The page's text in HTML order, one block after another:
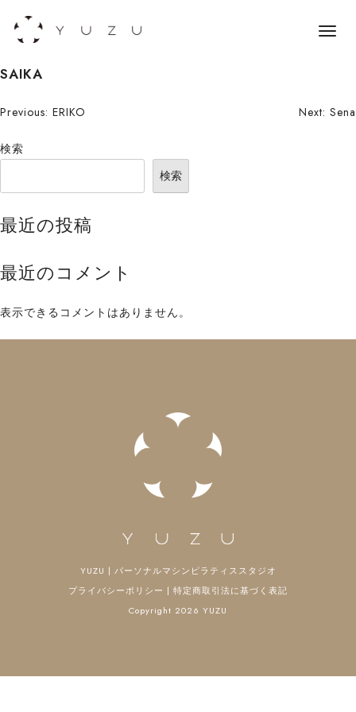
S
i
t
c
n
e
t
メ
SAIKA
投
稿
ゲ
ー
シ
ョ
Previous: ERIKO Next: Sena
検索
検索
最近の投稿
最近のコメント
表示できるコメントはありません。
YUZU | パーソナルマシンピラティススタジオ
プライバシーポリシー | 特定商取引法に基づく表記
Copyright 2026 YUZU